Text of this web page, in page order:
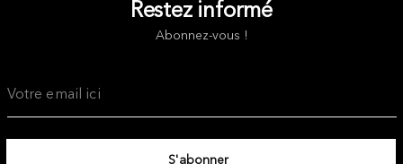
Restez informé
Abonnez-vous !